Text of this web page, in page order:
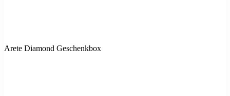
Arete Diamond Geschenkbox